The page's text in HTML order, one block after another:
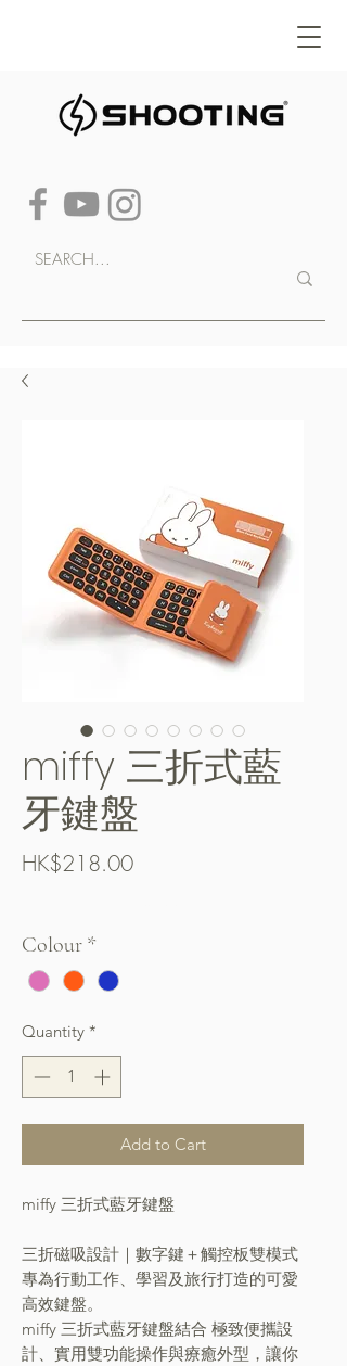
miffy 三折式藍
牙鍵盤
HK$218.00Price
Colour *
Quantity *
Add to Cart
miffy 三折式藍牙鍵盤
三折磁吸設計｜數字鍵＋觸控板雙模式
專為行動工作、學習及旅行打造的可愛
高效鍵盤。
miffy 三折式藍牙鍵盤結合 極致便攜設
計、實用雙功能操作與療癒外型，讓你